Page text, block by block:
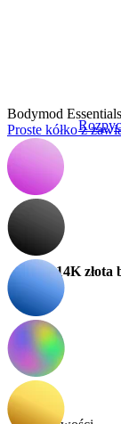
14K złota
Kupuj
Bodymod Essentials
Proste kółko z